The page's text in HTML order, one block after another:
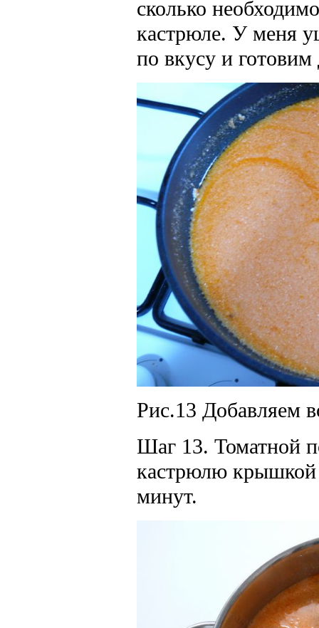
сколько
кастрюле. У меня
по вкусу и готовим
Рис.13 Добавляем
Шаг 13. Томатной
кастрюлю
минут.